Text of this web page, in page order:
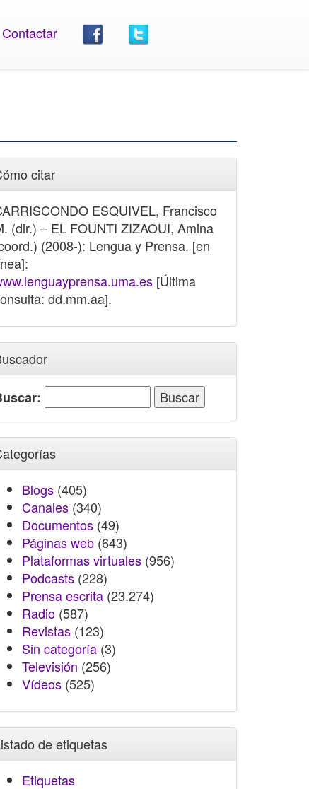
Contactar
citar
ESQUIVEL, Francisco
(dir.) – EL FOUNTI ZIZAOUI, Amina
(2008-): Lengua y Prensa. [en
[Última
dd.mm.aa].
Blogs (405)
Canales (340)
Documentos (49)
Páginas web (643)
Plataformas virtuales (956)
Podcasts (228)
Prensa escrita (23.274)
Radio (587)
Revistas (123)
Sin categoría (3)
Televisión (256)
Vídeos (525)
de etiquetas
Etiquetas